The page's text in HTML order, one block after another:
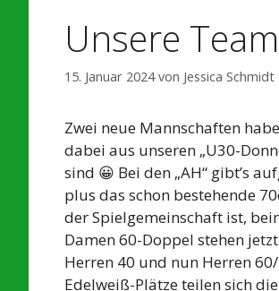
Unsere
15. Januar 2024 von Jessica Schmidt
Zwei neue Mannschaften
dabei aus unseren „U30-
sind 😀 Bei den „AH“ gibt’s
plus das schon bestehende
der Spielgemeinschaft ist,
Damen 60-Doppel stehen
Herren 40 und nun Herren
Edelweiß-Plätze teilen sich